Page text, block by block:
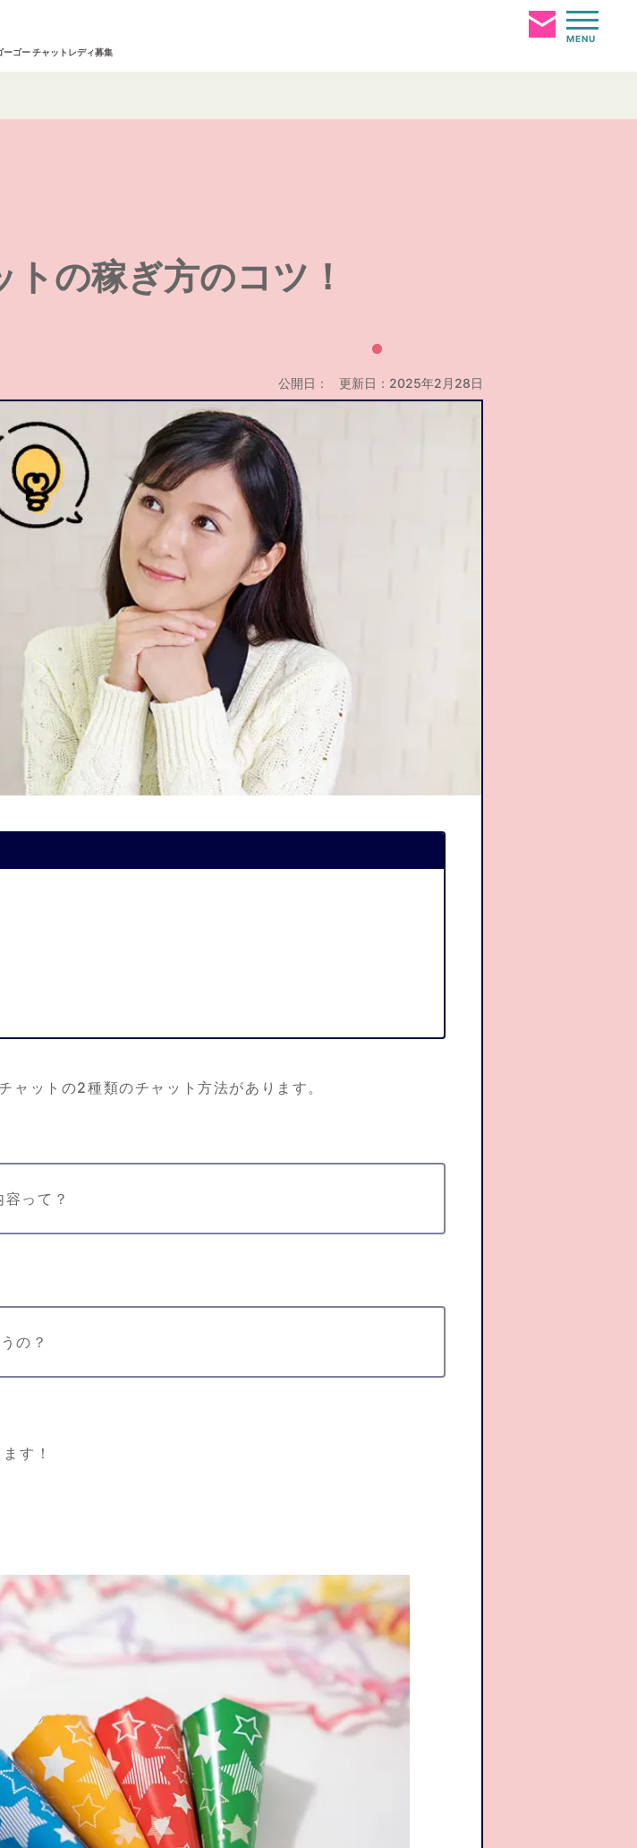
ーゴー チャットレディ募集
MENU
の稼ぎ方のコツ！
公開日： 更新日：2025年2月28日
ットの2種類のチャット方法があります。
って？
の？
す！